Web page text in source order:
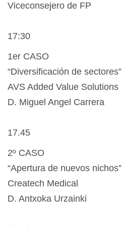
Viceconsejero de FP
17:30
1er CASO
“Diversificación de sectores”
AVS Added Value Solutions
D. Miguel Angel Carrera
17.45
2º CASO
“Apertura de nuevos nichos”
Createch Medical
D. Antxoka Urzainki